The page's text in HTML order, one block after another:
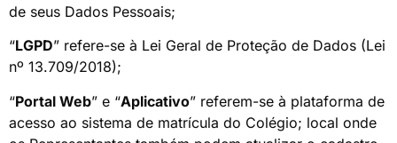
de seus Dados Pessoais;
“LGPD” refere-se à Lei Geral de Proteção de Dados (Lei
nº 13.709/2018);
“Portal Web” e “Aplicativo” referem-se à plataforma de
acesso ao sistema de matrícula do Colégio; local onde